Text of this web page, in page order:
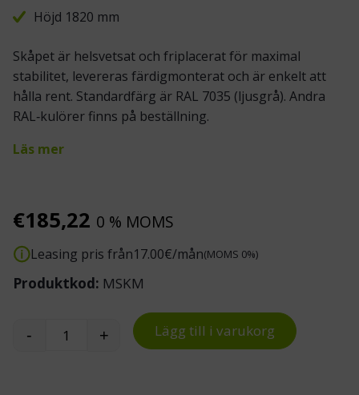
Höjd 1820 mm
Skåpet är helsvetsat och friplacerat för maximal
stabilitet, levereras färdigmonterat och är enkelt att
hålla rent. Standardfärg är RAL 7035 (ljusgrå). Andra
RAL‑kulörer finns på beställning.
Läs mer
€185,22 0 % MOMS
Leasing pris från17.00€/mån(MOMS 0%)
Produktkod: MSKM
Smutstvättsskåp, 1‑dörr mängd
- + Lägg till i varukorg